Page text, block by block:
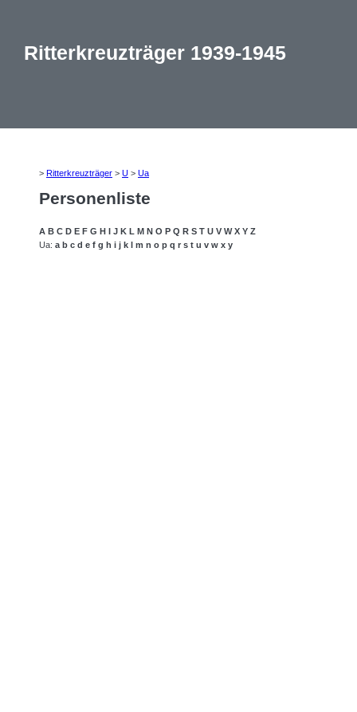
Ritterkreuzträger 1939-1945
> Ritterkreuzträger > U > Ua
Personenliste
A B C D E F G H I J K L M N O P Q R S T U V W X Y Z
Ua: a b c d e f g h i j k l m n o p q r s t u v w x y